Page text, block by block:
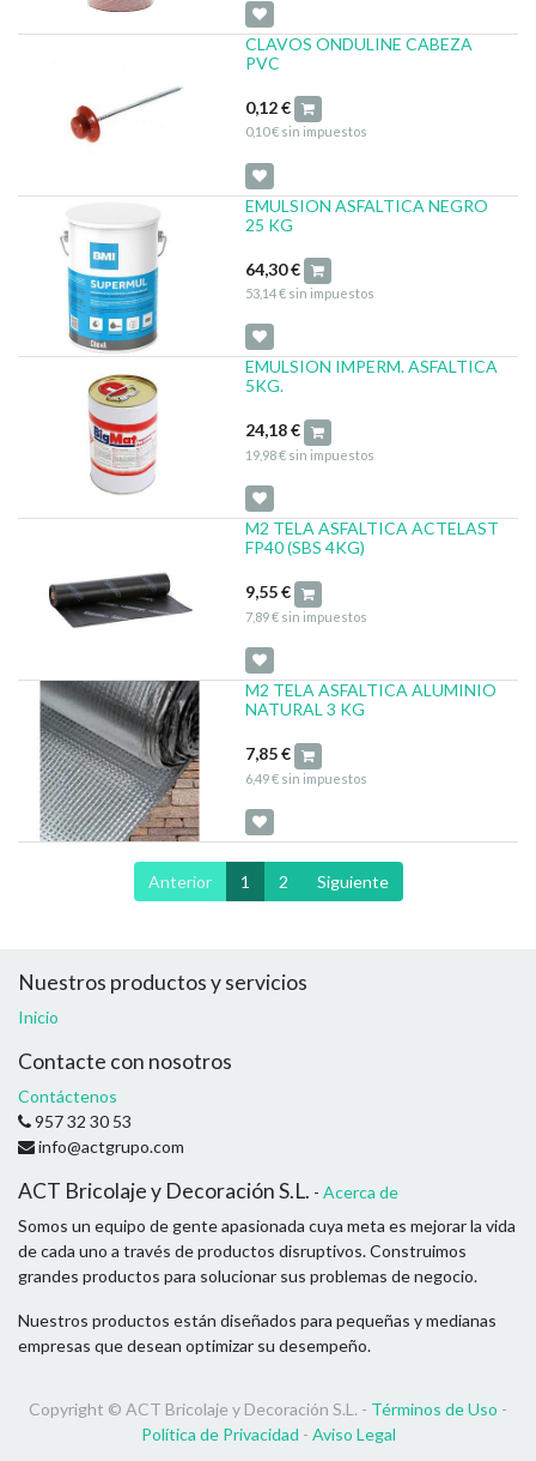
CLAVOS ONDULINE CABEZA
PVC
0,12€
0,10€ sin impuestos
EMULSION ASFALTICA NEGRO
25 KG
64,30€
53,14€ sin impuestos
EMULSION IMPERM. ASFALTICA
5KG.
24,18€
19,98€ sin impuestos
M2 TELA ASFALTICA ACTELAST
FP40 (SBS 4KG)
9,55€
7,89€ sin impuestos
M2 TELA ASFALTICA ALUMINIO
NATURAL 3 KG
7,85€
6,49€ sin impuestos
Anterior 1 2 Siguiente
Nuestros productos y servicios
Inicio
Contacte con nosotros
Contáctenos
957 32 30 53
info@actgrupo.com
ACT Bricolaje y Decoración S.L. - Acerca de
Somos un equipo de gente apasionada cuya meta es mejorar la vida
de cada uno a través de productos disruptivos. Construimos
grandes productos para solucionar sus problemas de negocio.
Nuestros productos están diseñados para pequeñas y medianas
empresas que desean optimizar su desempeño.
Copyright © ACT Bricolaje y Decoración S.L. - Términos de Uso -
Política de Privacidad - Aviso Legal